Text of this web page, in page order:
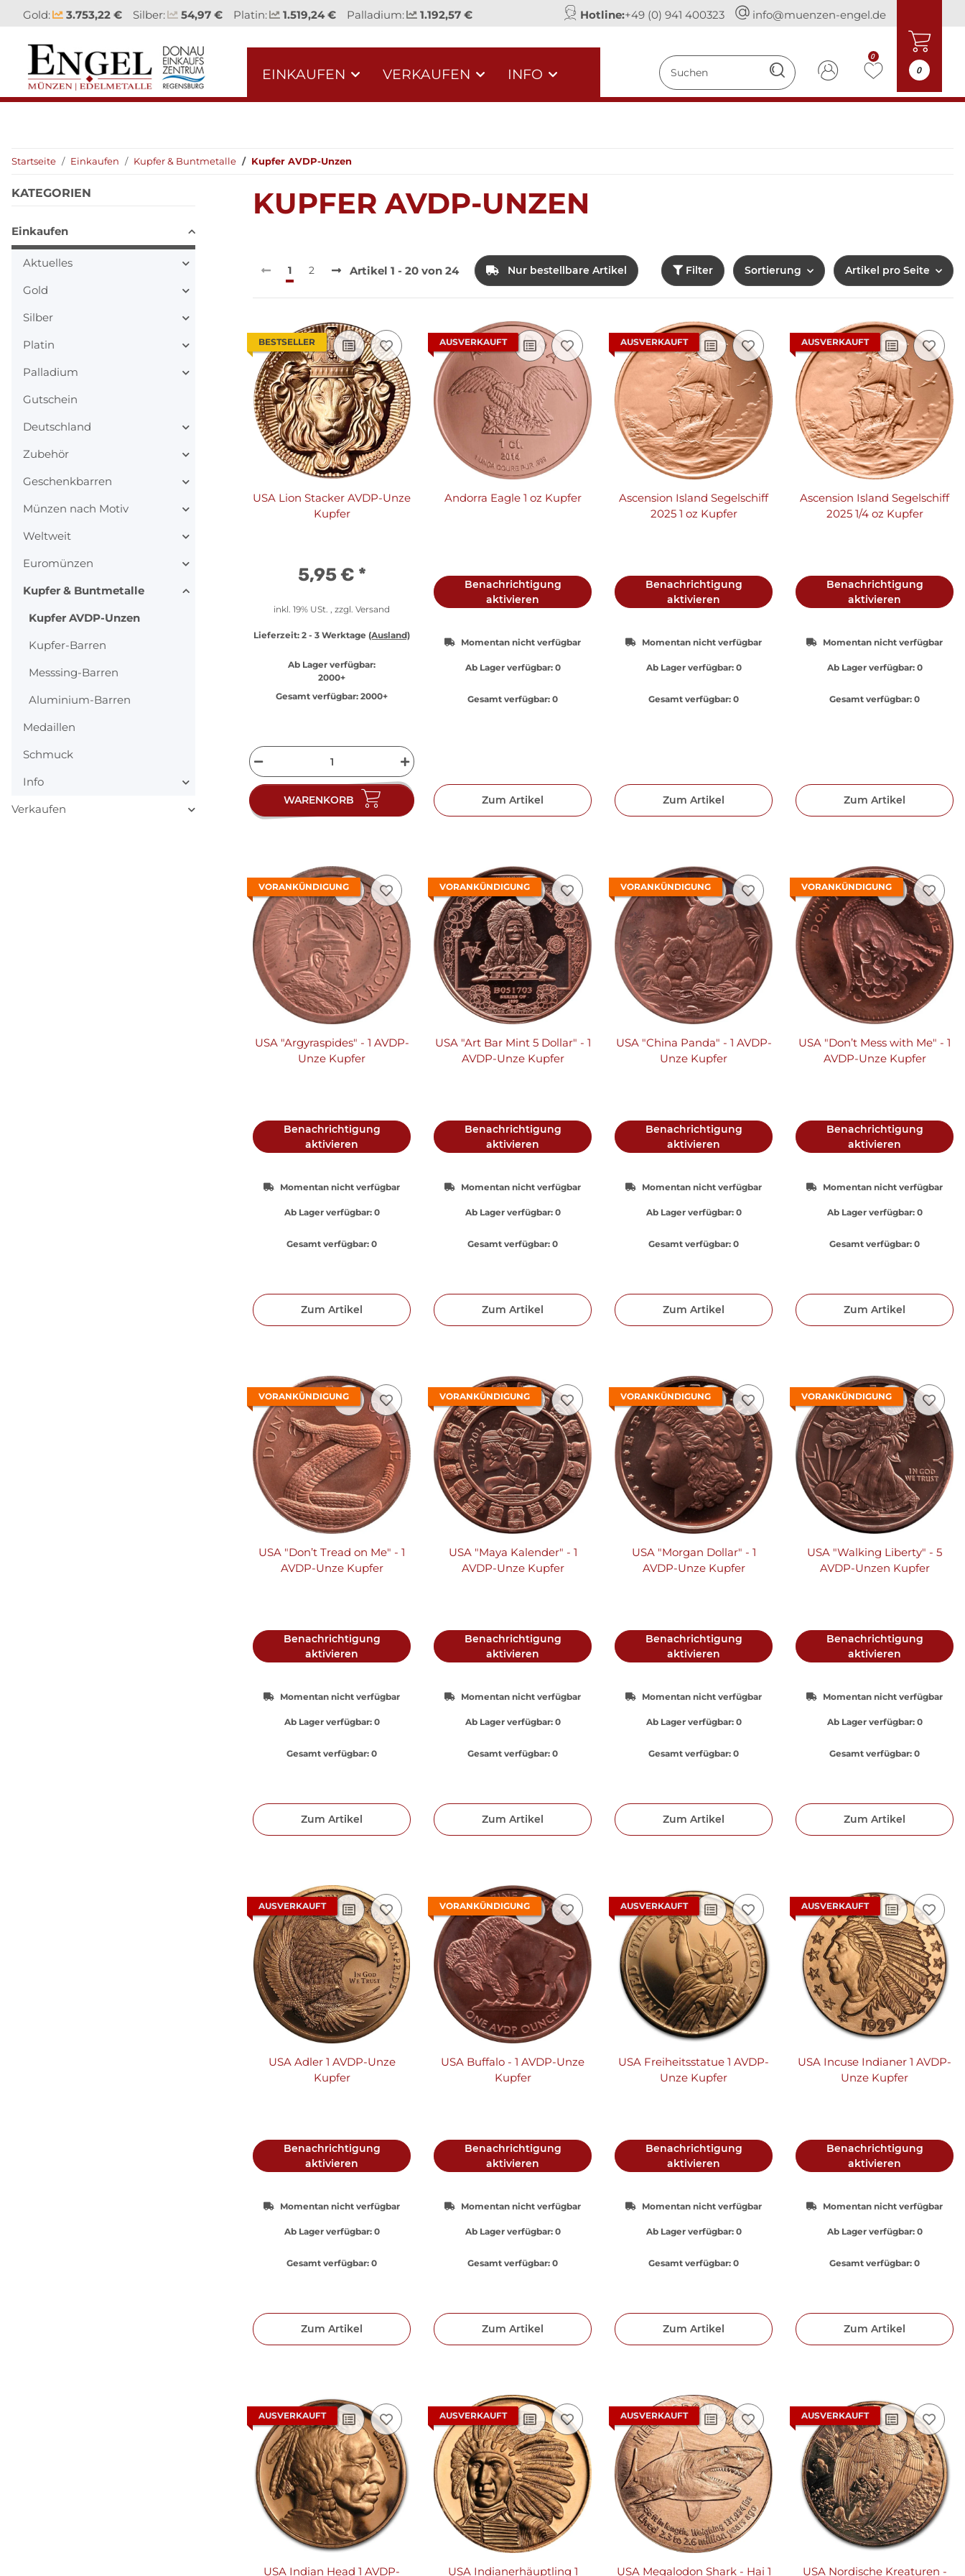
Gold: 3.753,22 € Silber: 54,97 € Platin: 1.519,24 € Palladium: 1.192,57 € Hotline:+49 (0) 941 400323 info@muenzen-engel.de
0
0
EINKAUFEN VERKAUFEN INFO
Startseite Einkaufen Kupfer & Buntmetalle Kupfer AVDP-Unzen
KUPFER AVDP-UNZEN
Nur bestellbare Artikel Filter Sortierung Artikel pro Seite
Artikel 1 - 20 von 24
1 2
BESTSELLER
USA Lion Stacker AVDP-Unze
Kupfer
5,95 € *
inkl. 19% USt. , zzgl. Versand
Lieferzeit: 2 - 3 Werktage (Ausland)
Ab Lager verfügbar:
2000+
Gesamt verfügbar: 2000+
WARENKORB
AUSVERKAUFT
Andorra Eagle 1 oz Kupfer
Benachrichtigung
aktivieren
Momentan nicht verfügbar
Ab Lager verfügbar:0
Gesamt verfügbar: 0
Zum Artikel
AUSVERKAUFT
Ascension Island Segelschiff
2025 1 oz Kupfer
Benachrichtigung
aktivieren
Momentan nicht verfügbar
Ab Lager verfügbar:0
Gesamt verfügbar: 0
Zum Artikel
AUSVERKAUFT
Ascension Island Segelschiff
2025 1/4 oz Kupfer
Benachrichtigung
aktivieren
Momentan nicht verfügbar
Ab Lager verfügbar:0
Gesamt verfügbar: 0
Zum Artikel
VORANKÜNDIGUNG
USA "Argyraspides" - 1 AVDP-
Unze Kupfer
Benachrichtigung
aktivieren
Momentan nicht verfügbar
Ab Lager verfügbar:0
Gesamt verfügbar: 0
Zum Artikel
VORANKÜNDIGUNG
USA "Art Bar Mint 5 Dollar" - 1
AVDP-Unze Kupfer
Benachrichtigung
aktivieren
Momentan nicht verfügbar
Ab Lager verfügbar:0
Gesamt verfügbar: 0
Zum Artikel
VORANKÜNDIGUNG
USA "China Panda" - 1 AVDP-
Unze Kupfer
Benachrichtigung
aktivieren
Momentan nicht verfügbar
Ab Lager verfügbar:0
Gesamt verfügbar: 0
Zum Artikel
VORANKÜNDIGUNG
USA "Don’t Mess with Me" - 1
AVDP-Unze Kupfer
Benachrichtigung
aktivieren
Momentan nicht verfügbar
Ab Lager verfügbar:0
Gesamt verfügbar: 0
Zum Artikel
VORANKÜNDIGUNG
USA "Don’t Tread on Me" - 1
AVDP-Unze Kupfer
Benachrichtigung
aktivieren
Momentan nicht verfügbar
Ab Lager verfügbar:0
Gesamt verfügbar: 0
Zum Artikel
VORANKÜNDIGUNG
USA "Maya Kalender" - 1
AVDP-Unze Kupfer
Benachrichtigung
aktivieren
Momentan nicht verfügbar
Ab Lager verfügbar:0
Gesamt verfügbar: 0
Zum Artikel
VORANKÜNDIGUNG
USA "Morgan Dollar" - 1
AVDP-Unze Kupfer
Benachrichtigung
aktivieren
Momentan nicht verfügbar
Ab Lager verfügbar:0
Gesamt verfügbar: 0
Zum Artikel
VORANKÜNDIGUNG
USA "Walking Liberty" - 5
AVDP-Unzen Kupfer
Benachrichtigung
aktivieren
Momentan nicht verfügbar
Ab Lager verfügbar:0
Gesamt verfügbar: 0
Zum Artikel
AUSVERKAUFT
USA Adler 1 AVDP-Unze
Kupfer
Benachrichtigung
aktivieren
Momentan nicht verfügbar
Ab Lager verfügbar:0
Gesamt verfügbar: 0
Zum Artikel
VORANKÜNDIGUNG
USA Buffalo - 1 AVDP-Unze
Kupfer
Benachrichtigung
aktivieren
Momentan nicht verfügbar
Ab Lager verfügbar:0
Gesamt verfügbar: 0
Zum Artikel
AUSVERKAUFT
USA Freiheitsstatue 1 AVDP-
Unze Kupfer
Benachrichtigung
aktivieren
Momentan nicht verfügbar
Ab Lager verfügbar:0
Gesamt verfügbar: 0
Zum Artikel
AUSVERKAUFT
USA Incuse Indianer 1 AVDP-
Unze Kupfer
Benachrichtigung
aktivieren
Momentan nicht verfügbar
Ab Lager verfügbar:0
Gesamt verfügbar: 0
Zum Artikel
AUSVERKAUFT
USA Indian Head 1 AVDP-
AUSVERKAUFT
USA Indianerhäuptling 1
AUSVERKAUFT
USA Megalodon Shark - Hai 1
AUSVERKAUFT
USA Nordische Kreaturen -
KATEGORIEN
Einkaufen
Aktuelles
Gold
Silber
Platin
Palladium
Gutschein
Deutschland
Zubehör
Geschenkbarren
Münzen nach Motiv
Weltweit
Euromünzen
Kupfer & Buntmetalle
Kupfer AVDP-Unzen
Kupfer-Barren
Messsing-Barren
Aluminium-Barren
Medaillen
Schmuck
Info
Verkaufen